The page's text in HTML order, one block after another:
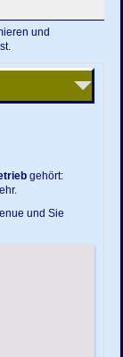
und
gehört:
und Sie